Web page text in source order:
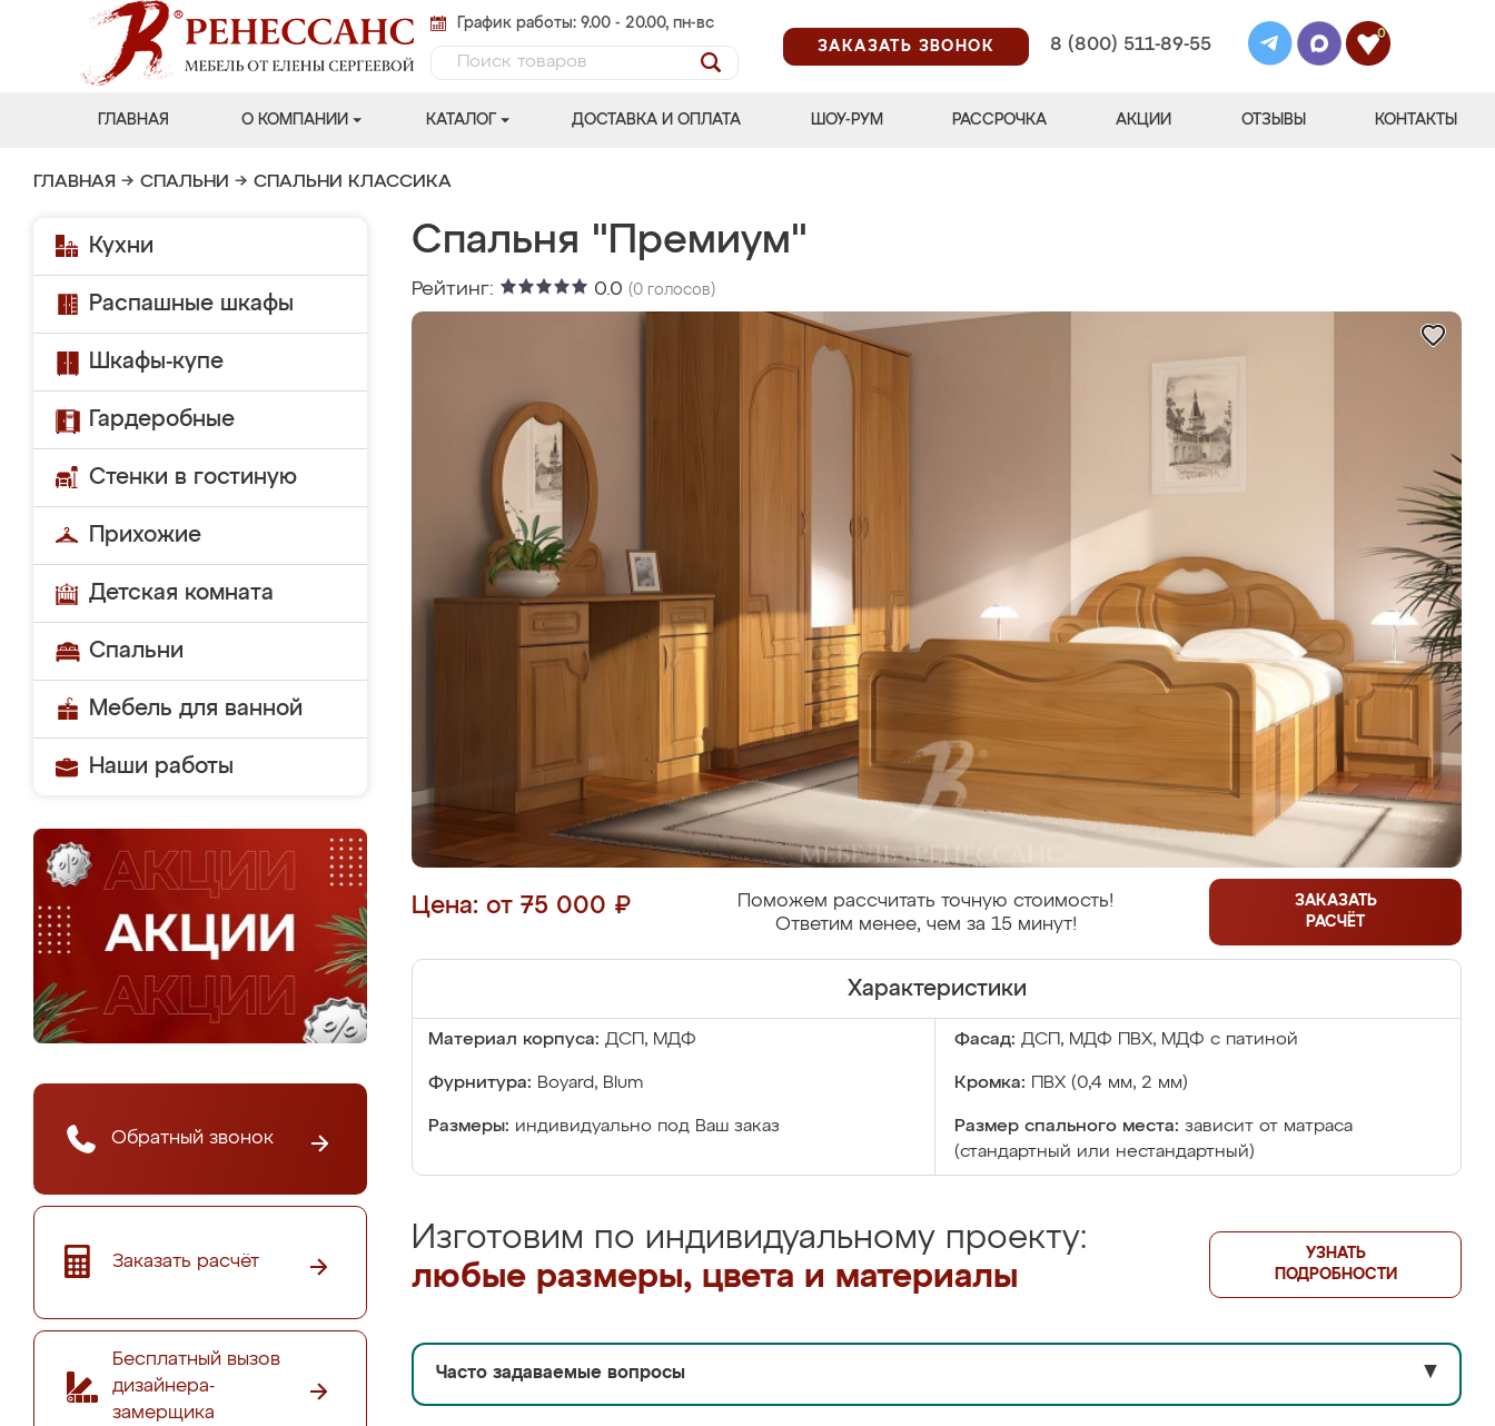
График работы: 9.00 - 20.00, пн-вс
ЗАКАЗАТЬ ЗВОНОК
8 (800) 511-89-55
0
ГЛАВНАЯ О КОМПАНИИ КАТАЛОГ ДОСТАВКА И ОПЛАТА ШОУ-РУМ РАССРОЧКА АКЦИИ ОТЗЫВЫ КОНТАКТЫ
ГЛАВНАЯ → СПАЛЬНИ → СПАЛЬНИ КЛАССИКА
Кухни
Распашные шкафы
Шкафы-купе
Гардеробные
Стенки в гостиную
Прихожие
Детская комната
Спальни
Мебель для ванной
Наши работы
Обратный звонок
Заказать расчёт
Бесплатный вызов
дизайнера-
замерщика
Спальня "Премиум"
Рейтинг: 0.0 (0 голосов)
Цена: от 75 000 ₽
Поможем рассчитать точную стоимость!
Ответим менее, чем за 15 минут!
ЗАКАЗАТЬ
РАСЧЁТ
Характеристики
Материал корпуса: ДСП, МДФ Фасад: ДСП, МДФ ПВХ, МДФ с патиной
Фурнитура: Boyard, Blum Кромка: ПВХ (0,4 мм, 2 мм)
Размеры: индивидуально под Ваш заказ Размер спального места: зависит от матраса
(стандартный или нестандартный)
Изготовим по индивидуальному проекту:
любые размеры, цвета и материалы
УЗНАТЬ
ПОДРОБНОСТИ
Часто задаваемые вопросы ▼